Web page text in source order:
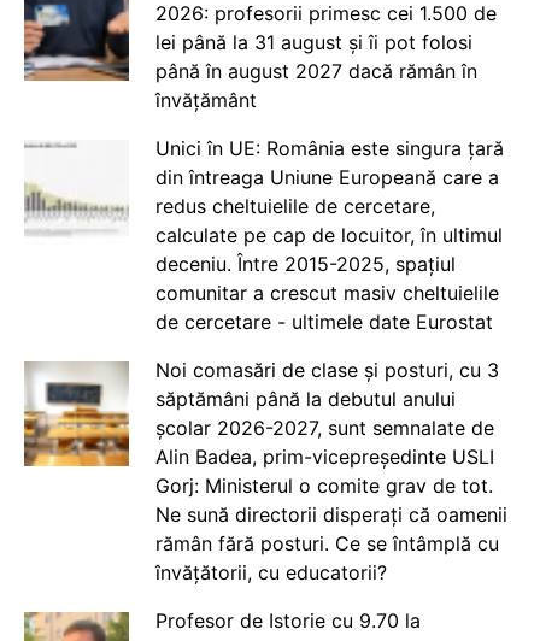
2026: profesorii primesc cei 1.500 de
lei până la 31 august și îi pot folosi
până în august 2027 dacă rămân în
învățământ
Unici în UE: România este singura țară
din întreaga Uniune Europeană care a
redus cheltuielile de cercetare,
calculate pe cap de locuitor, în ultimul
deceniu. Între 2015-2025, spațiul
comunitar a crescut masiv cheltuielile
de cercetare - ultimele date Eurostat
Noi comasări de clase și posturi, cu 3
săptămâni până la debutul anului
școlar 2026-2027, sunt semnalate de
Alin Badea, prim-vicepreședinte USLI
Gorj: Ministerul o comite grav de tot.
Ne sună directorii disperați că oamenii
rămân fără posturi. Ce se întâmplă cu
învățătorii, cu educatorii?
Profesor de Istorie cu 9.70 la